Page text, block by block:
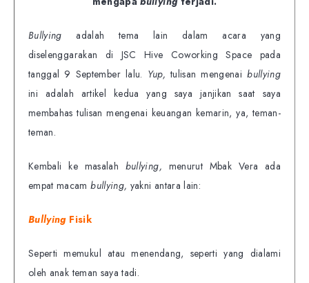
Bullyingadalah tema lain dalam
acara yang
diselenggarakan di JSC Hive Coworking Space pada
tanggal 9 September lalu. Yup, tulisan mengenaibullying
ini adalah artikel kedua yang saya janjikan saat saya
membahas tulisan mengenai keuangan kemarin, ya, teman-
teman.
Kembali ke masalah bullying, menurut Mbak Vera ada
empat macambullying, yakni antara lain:
Bullying Fisik
Seperti memukul atau menendang, seperti yang dialami
oleh anak teman saya tadi.